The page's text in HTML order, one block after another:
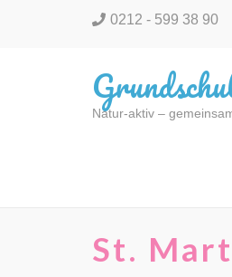
0212 - 599 38 90
Natur-aktiv –
St.